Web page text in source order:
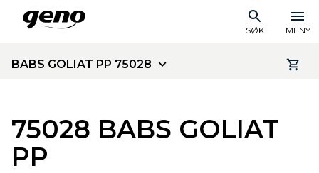
SØK MENY
BABS GOLIAT PP 75028
75028 BABS GOLIAT
PP